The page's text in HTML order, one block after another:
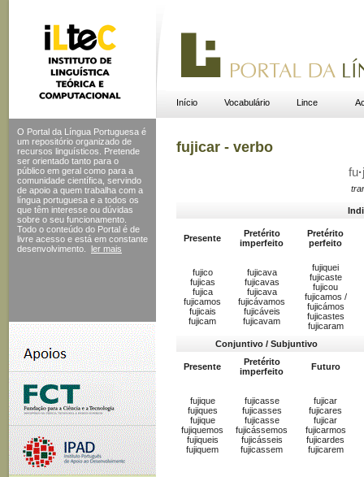
Início Vocabulário Lince
O Portal da Língua Portuguesa é
um repositório organizado de
recursos linguísticos. Pretende
ser orientado tanto para o
público em geral como para a
comunidade científica, servindo
de apoio a quem trabalha com a
língua portuguesa e a todos os
que têm interesse ou dúvidas
sobre o seu funcionamento.
Todo o conteúdo do Portal é de
livre acesso e está em constante
desenvolvimento.
ler mais
fujicar - verbo
fu·
Presente
Pretérito
imperfeito
Pretérito
perfeito
fujico
fujicas
fujica
fujicamos
fujicais
fujicam
fujicava
fujicavas
fujicava
fujicávamos
fujicáveis
fujicavam
fujiquei
fujicaste
fujicou
fujicamos /
fujicámos
fujicastes
fujicaram
Conjuntivo / Subjuntivo
Presente
Pretérito
imperfeito
Futuro
fujique
fujiques
fujique
fujiquemos
fujiqueis
fujiquem
fujicasse
fujicasses
fujicasse
fujicássemos
fujicásseis
fujicassem
fujicar
fujicares
fujicar
fujicarmos
fujicardes
fujicarem